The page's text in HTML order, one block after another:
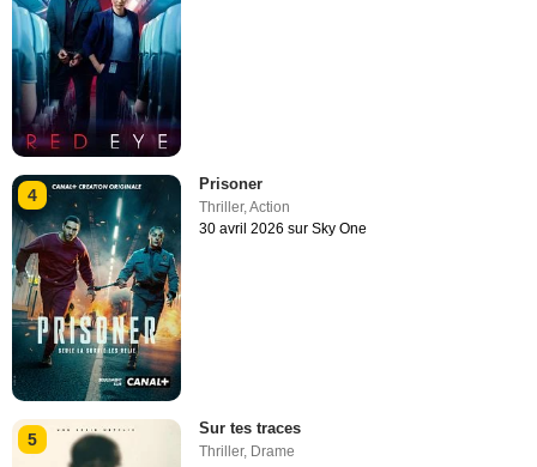
4
Prisoner
Thriller,Action
30 avril 2026 sur Sky One
5
Sur tes traces
Thriller, Drame